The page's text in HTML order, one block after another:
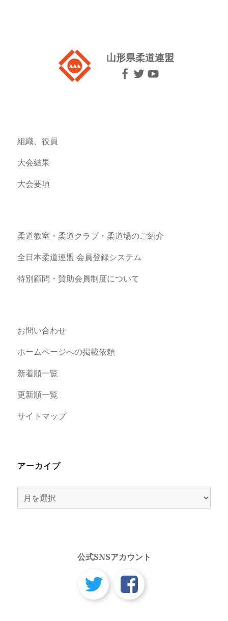
山形県柔道連盟
組織、役員
大会結果
大会要項
柔道教室・柔道クラブ・柔道場のご紹介
全日本柔道連盟 会員登録システム
特別顧問・賛助会員制度について
お問い合わせ
ホームページへの掲載依頼
新着順一覧
更新順一覧
サイトマップ
アーカイブ
ー
公式SNSアカウント